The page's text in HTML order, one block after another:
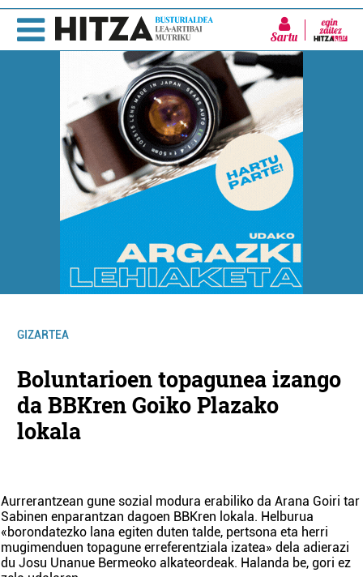
Sartu
GIZARTEA
Boluntarioen topagunea izango
da BBKren Goiko Plazako
lokala
Aurrerantzean gune sozial modura erabiliko da Arana Goiri tar
Sabinen enparantzan dagoen BBKren lokala. Helburua
«borondatezko lana egiten duten talde, pertsona eta herri
mugimenduen topagune erreferentziala izatea» dela adierazi
du Josu Unanue Bermeoko alkateordeak. Halanda be, gori ez